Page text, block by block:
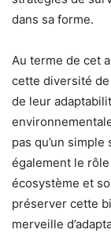
dans sa forme.
Au terme de cet
cette diversité
de leur
pas qu’un
également le
écosystème et
préserver cette
merveille